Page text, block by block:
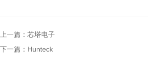
上一篇： 芯塔电子
下一篇： Hunteck